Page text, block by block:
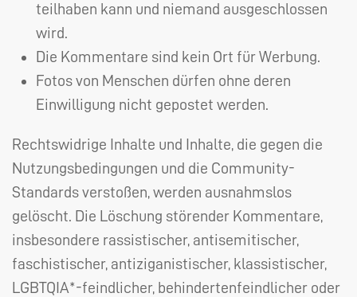
teilhaben kann und niemand ausgeschlossen
wird.
Die Kommentare sind kein Ort für Werbung.
Fotos von Menschen dürfen ohne deren
Einwilligung nicht gepostet werden.
Rechtswidrige Inhalte und Inhalte, die gegen die
Nutzungsbedingungen und die Community-
Standards verstoßen, werden ausnahmslos
gelöscht. Die Löschung störender Kommentare,
insbesondere rassistischer, antisemitischer,
faschistischer, antiziganistischer, klassistischer,
LGBTQIA*-feindlicher, behindertenfeindlicher oder